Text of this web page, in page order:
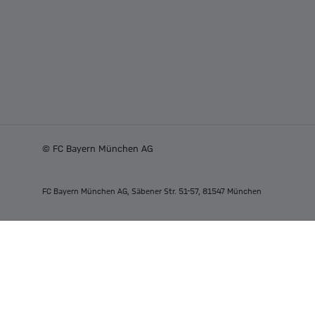
© FC Bayern München AG
FC Bayern München AG, Säbener Str. 51-57, 81547 München